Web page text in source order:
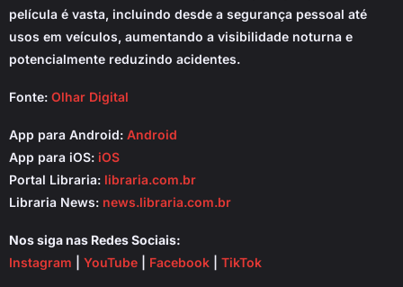
película é vasta, incluindo desde a segurança pessoal até
usos em veículos, aumentando a visibilidade noturna e
potencialmente reduzindo acidentes.
Fonte: Olhar Digital
App para Android: Android
App para iOS: iOS
Portal Libraria: libraria.com.br
Libraria News: news.libraria.com.br
Nos siga nas Redes Sociais:
Instagram
YouTube Facebook TikTok